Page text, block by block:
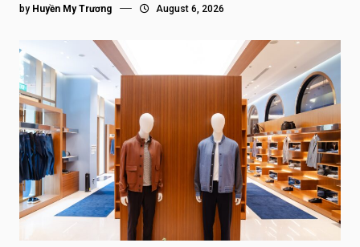
by Huyền My Trương August 6, 2026